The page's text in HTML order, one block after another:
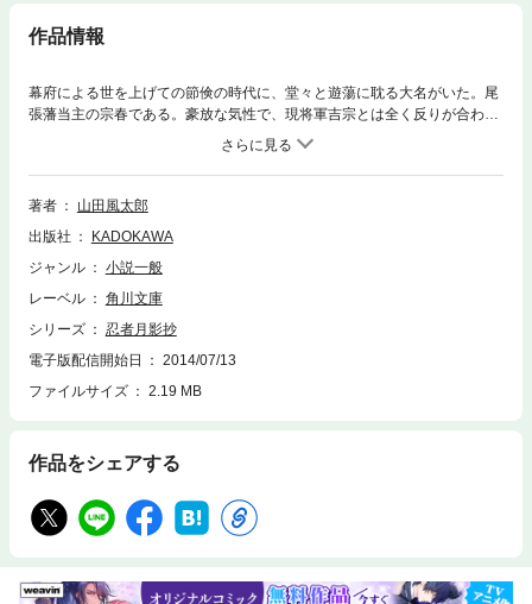
作品情報
幕府による世を上げての節倹の時代に、堂々と遊蕩に耽る大名がいた。尾
張藩当主の宗春である。豪放な気性で、現将軍吉宗とは全く反りが合わな
い。宗春の乱行は次第に激化していった。そして遂に、両者の関係は最悪
の事態を迎えたのである。尾張藩は甲賀忍者と尾張柳生の剣士を使い、将
軍吉宗の淫蕩な過去を暴こうとし、将軍家はお庭番の伊賀忍者と江戸柳生
を用いてこれを阻止しようとした。やがて、秘術を尽す壮絶な陰の闘いが
著者
山田風太郎
出版社
KADOKAWA
ジャンル
小説一般
レーベル
角川文庫
シリーズ
忍者月影抄
電子版配信開始日
2014/07/13
ファイルサイズ
2.19 MB
作品をシェアする